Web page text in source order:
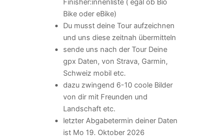
Finisher:innenliste ( egal ob Bio
Bike oder eBike)
Du musst deine Tour aufzeichnen
und uns diese zeitnah übermitteln
sende uns nach der Tour Deine
gpx Daten, von Strava, Garmin,
Schweiz mobil etc.
dazu zwingend 6-10 coole Bilder
von dir mit Freunden und
Landschaft etc.
letzter Abgabetermin deiner Daten
ist Mo 19. Oktober 2026